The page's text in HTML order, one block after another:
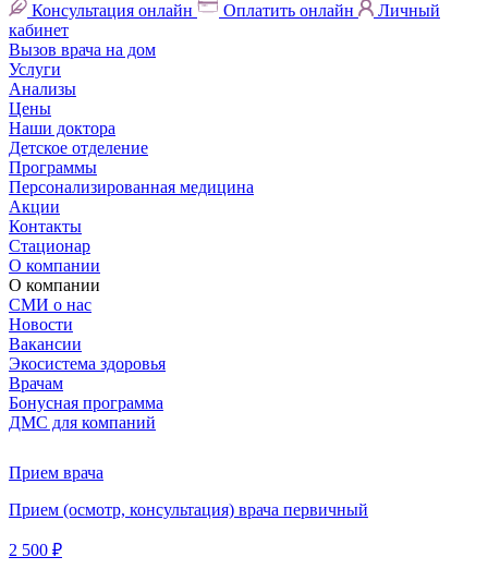
Консультация онлайн Оплатить онлайн
Личный
кабинет
Вызов врача на дом
Услуги
Анализы
Цены
Наши доктора
Детское отделение
Программы
Персонализированная медицина
Акции
Контакты
Стационар
О компании
О компании
СМИ о нас
Новости
Вакансии
Экосистема здоровья
Врачам
Бонусная программа
ДМС для компаний
Прием врача
Прием (осмотр, консультация) врача первичный
2 500 ₽